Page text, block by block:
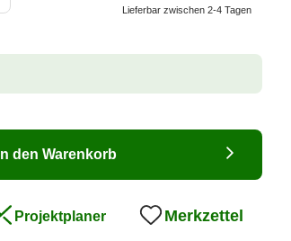
Lieferbar zwischen 2-4 Tagen
In den Warenkorb
Projektplaner Merkzettel